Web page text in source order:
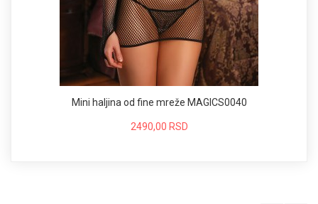
Mini haljina od fine mreže MAGICS0040
2490,00 RSD